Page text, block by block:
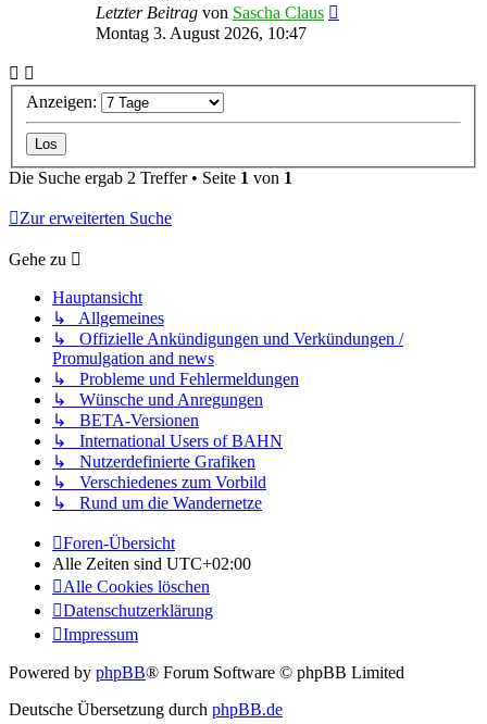
Letzter Beitrag von Sascha Claus
Montag 3. August 2026, 10:47
Anzeigen:
Die Suche ergab 2 Treffer • Seite 1 von 1
Zur erweiterten Suche
Gehe zu
Hauptansicht
↳ Allgemeines
↳ Offizielle Ankündigungen und Verkündungen /
Promulgation and news
↳ Probleme und Fehlermeldungen
↳ Wünsche und Anregungen
↳ BETA-Versionen
↳ International Users of BAHN
↳ Nutzerdefinierte Grafiken
↳ Verschiedenes zum Vorbild
↳ Rund um die Wandernetze
Foren-Übersicht
Alle Zeiten sind UTC+02:00
Alle Cookies löschen
Datenschutzerklärung
Impressum
Powered by phpBB® Forum Software © phpBB Limited
Deutsche Übersetzung durch phpBB.de